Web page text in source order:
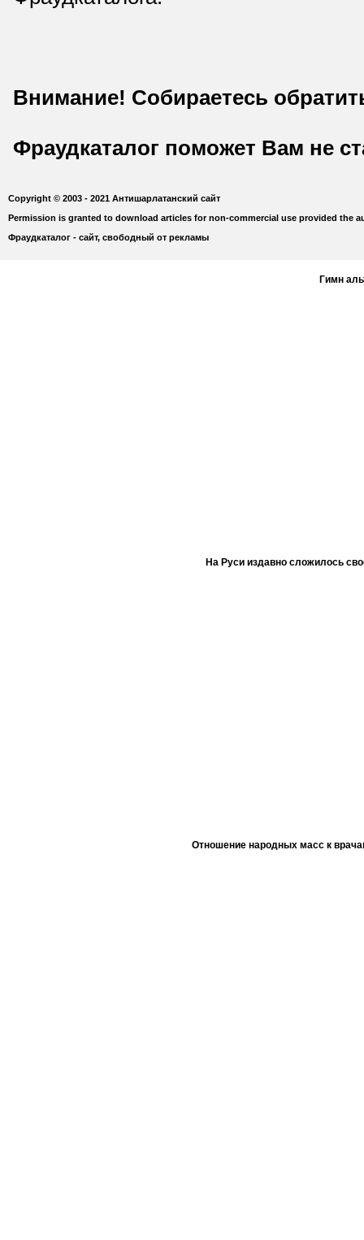
Внимание! Собираетесь
Фраудкаталог поможет Вам не
Copyright © 2003 - 2021 Антишарлатанский сайт
Permission is granted to download articles for non-commercial use provided the
Фраудкаталог - сайт, свободный от рекламы
Гимн
На Руси издавно сложилось
Отношение народных масс к